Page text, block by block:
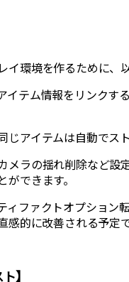
イ環境を作るために、
イテム情報をリンク
じアイテムは自動でス
メラの揺れ削除など
できます。
ィファクトオプション
感的に改善される予定
】